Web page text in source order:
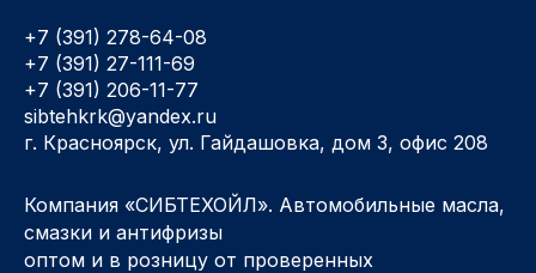
+7 (391) 278-64-08
+7 (391) 27-111-69
+7 (391) 206-11-77
sibtehkrk@yandex.ru
г. Красноярск, ул. Гайдашовка, дом 3, офис 208
Компания «СИБТЕХОЙЛ». Автомобильные масла,
смазки и антифризы
оптом и в розницу от проверенных